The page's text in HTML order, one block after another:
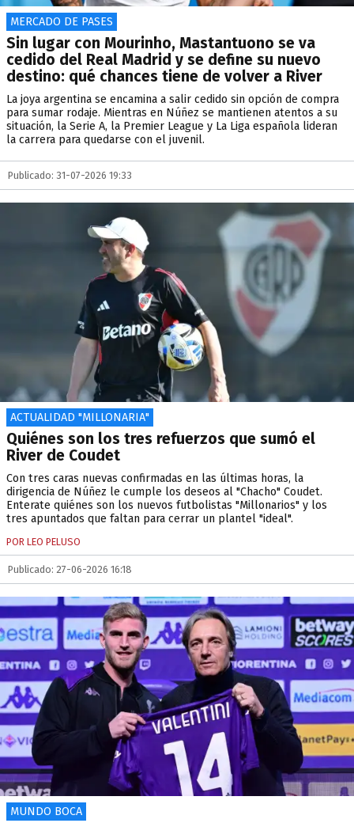
MERCADO DE PASES
Sin lugar con Mourinho, Mastantuono se va
cedido del Real Madrid y se define su nuevo
destino: qué chances tiene de volver a River
La joya argentina se encamina a salir cedido sin opción de compra
para sumar rodaje. Mientras en Núñez se mantienen atentos a su
situación, la Serie A, la Premier League y La Liga española lideran
la carrera para quedarse con el juvenil.
Publicado: 31-07-2026 19:33
ACTUALIDAD "MILLONARIA"
Quiénes son los tres refuerzos que sumó el
River de Coudet
Con tres caras nuevas confirmadas en las últimas horas, la
dirigencia de Núñez le cumple los deseos al "Chacho" Coudet.
Enterate quiénes son los nuevos futbolistas "Millonarios" y los
tres apuntados que faltan para cerrar un plantel "ideal".
POR LEO PELUSO
Publicado: 27-06-2026 16:18
MUNDO BOCA